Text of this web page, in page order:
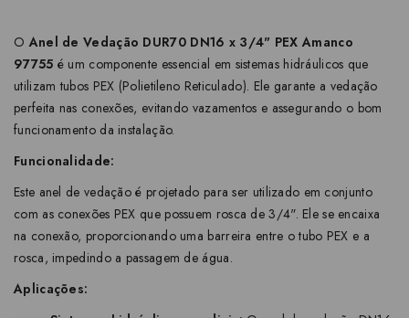
OAnel de Vedação DUR70 DN16 x 3/4" PEX Amanco
97755 é um componente essencial em sistemas hidráulicos que
utilizam tubos PEX (Polietileno Reticulado). Ele garante a vedação
perfeita nas conexões, evitando vazamentos e assegurando o bom
funcionamento da instalação.
Funcionalidade:
Este anel de vedação é projetado para ser utilizado em conjunto
com as conexões PEX que possuem rosca de 3/4". Ele se encaixa
na conexão, proporcionando uma barreira entre o tubo PEX e a
rosca, impedindo a passagem de água.
Aplicações: